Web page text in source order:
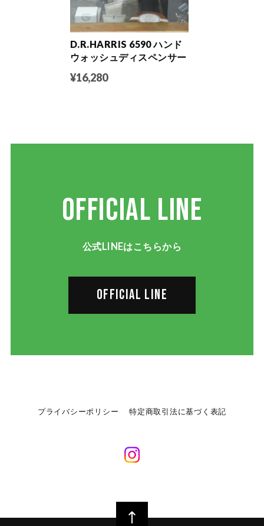
D.R.HARRIS 6590 ハンド
ウォッシュディスペンサー
¥16,280
OFFICIAL LINE
公式LINEはこちらから
OFFICIAL LINE
プライバシーポリシー 特定商取引法に基づく表記